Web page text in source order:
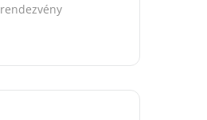
rendezvény